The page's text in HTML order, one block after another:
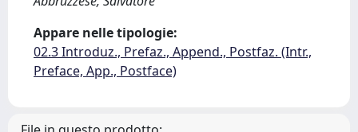
Appare nelle tipologie:
02.3 Introduz., Prefaz., Append., Postfaz. (Intr.,
Preface, App., Postface)